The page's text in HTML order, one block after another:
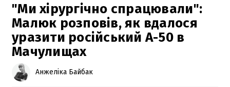
"Ми хірургічно спрацювали":
Малюк розповів, як вдалося
уразити російський А-50 в
Мачулищах
Анжеліка Байбак